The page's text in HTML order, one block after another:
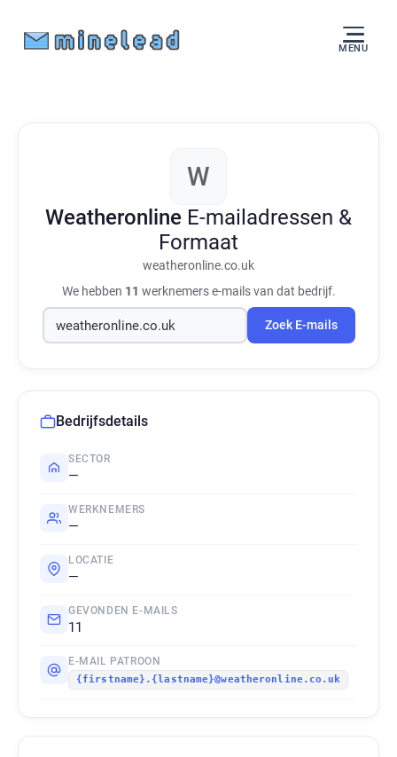
MENU
W
Weatheronline E-mailadressen &
Formaat
weatheronline.co.uk
We hebben 11 werknemers e-mails van dat bedrijf.
Zoek E-mails
Bedrijfsdetails
SECTOR
—
WERKNEMERS
—
LOCATIE
—
GEVONDEN E-MAILS
11
E-MAIL PATROON
{firstname}.{lastname}@weatheronline.co.uk